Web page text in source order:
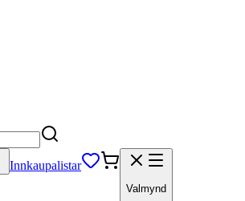
Innkaupalistar
Valmynd